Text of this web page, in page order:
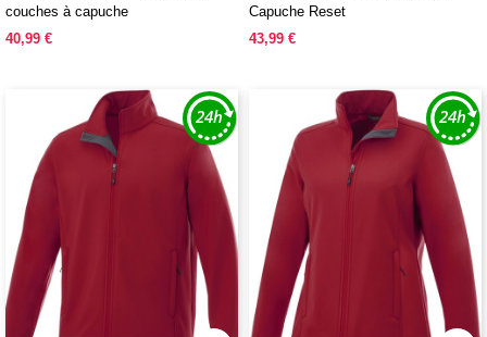
couches à capuche
40,99 €
Capuche Reset
43,99 €